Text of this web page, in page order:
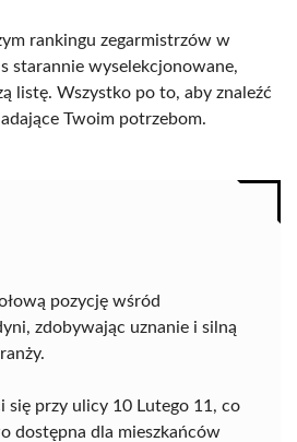
rankingu zegarmistrzów w
starannie wyselekcjonowane,
listę. Wszystko po to, aby znaleźć
Twoim potrzebom.
pozycję wśród
zdobywając uznanie i silną
się przy ulicy 10 Lutego 11, co
dostępna dla mieszkańców